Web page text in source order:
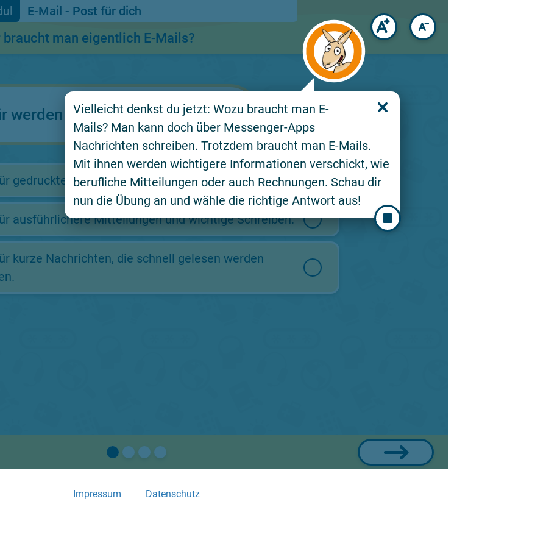
E-Mail - Post für dich
braucht man eigentlich E-Mails?
Vielleicht denkst du jetzt: Wozu braucht man E-
Mails? Man kann doch über Messenger-Apps
Nachrichten schreiben. Trotzdem braucht man E-Mails.
Mit ihnen werden wichtigere Informationen verschickt, wie
berufliche Mitteilungen oder auch Rechnungen. Schau dir
nun die Übung an und wähle die richtige Antwort aus!
werden E-Mails häufig genutzt?
gedruckte Briefe oder Verträge.
ausführlichere Mitteilungen und wichtige Schreiben.
kurze Nachrichten, die schnell gelesen werden
Impressum Datenschutz